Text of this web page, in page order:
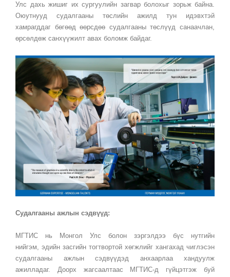
Улс дахь жишиг их сургуулийн загвар болохыг зорьж байна.
Оюутнууд судалгааны төслийн ажилд тун идэвхтэй
хамрагддаг бөгөөд өөрсдөө судалгааны төслүүд санаачлан,
өрсөлдөж санхүүжилт авах боломж байдаг.
Судалгааны ажлын сэдвүүд:
МГТИС нь Монгол Улс болон зэргэлдээ бүс нутгийн
нийгэм, эдийн засгийн тогтвортой хөгжлийг хангахад чиглэсэн
судалгааны ажлын сэдвүүдэд анхаарлаа хандуулж
ажилладаг. Доорх жагсаалтаас МГТИС-д гүйцэтгэж буй